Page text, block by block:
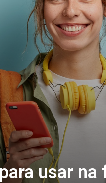
usar na